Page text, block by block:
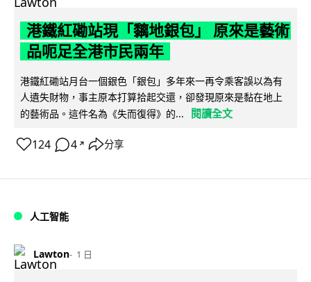
港鐵紅磡站現「黐地銀包」 原來是藝術
品呃足全港市民兩年
港鐵紅磡站月台一個銀色「銀包」多年來一再令乘客誤以為有
人遺失財物，事主原本打算拾起交還，卻發現原來是黏在地上
的藝術品。這件名為《失而復得》的...
閱讀全文
124 4 ↗ 分享
人工智能
Lawton 1 日